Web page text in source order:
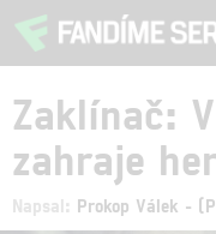
Zaklínač:
zahraje
Napsal: Prokop Válek -